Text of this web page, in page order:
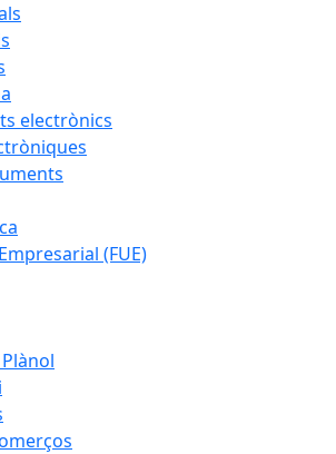
electrònics
(FUE)